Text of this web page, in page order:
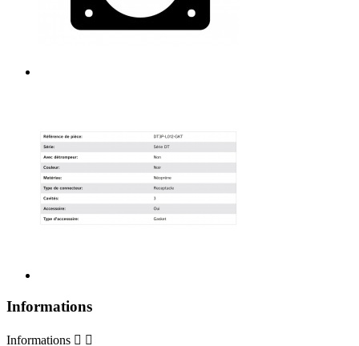
Informations
Informations  